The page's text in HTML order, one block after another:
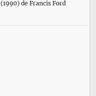
(1990) de Francis Ford